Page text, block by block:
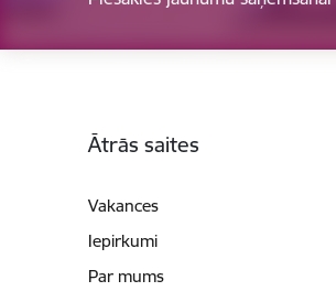
Ātrās saites
Vakances
Iepirkumi
Par mums